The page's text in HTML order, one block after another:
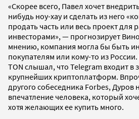
«Скорее всего, Павел хочет
нибудь ноу-хау и сделать из него
продать часть или весь проект для
инвесторами», — прогнозирует
мнению, компания могла бы быть
покупателям или кому-то из
TON слышал, что Telegram входит в
крупнейших криптоплатформ.
другого собеседника Forbes, Дуров
впечатление человека, который
хотя желающих ее купить много.